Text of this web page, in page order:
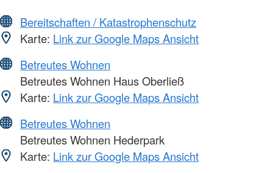
Bereitschaften / Katastrophenschutz
Karte: Link zur Google Maps Ansicht
Betreutes Wohnen
Betreutes Wohnen Haus Oberließ
Karte: Link zur Google Maps Ansicht
Betreutes Wohnen
Betreutes Wohnen Hederpark
Karte: Link zur Google Maps Ansicht